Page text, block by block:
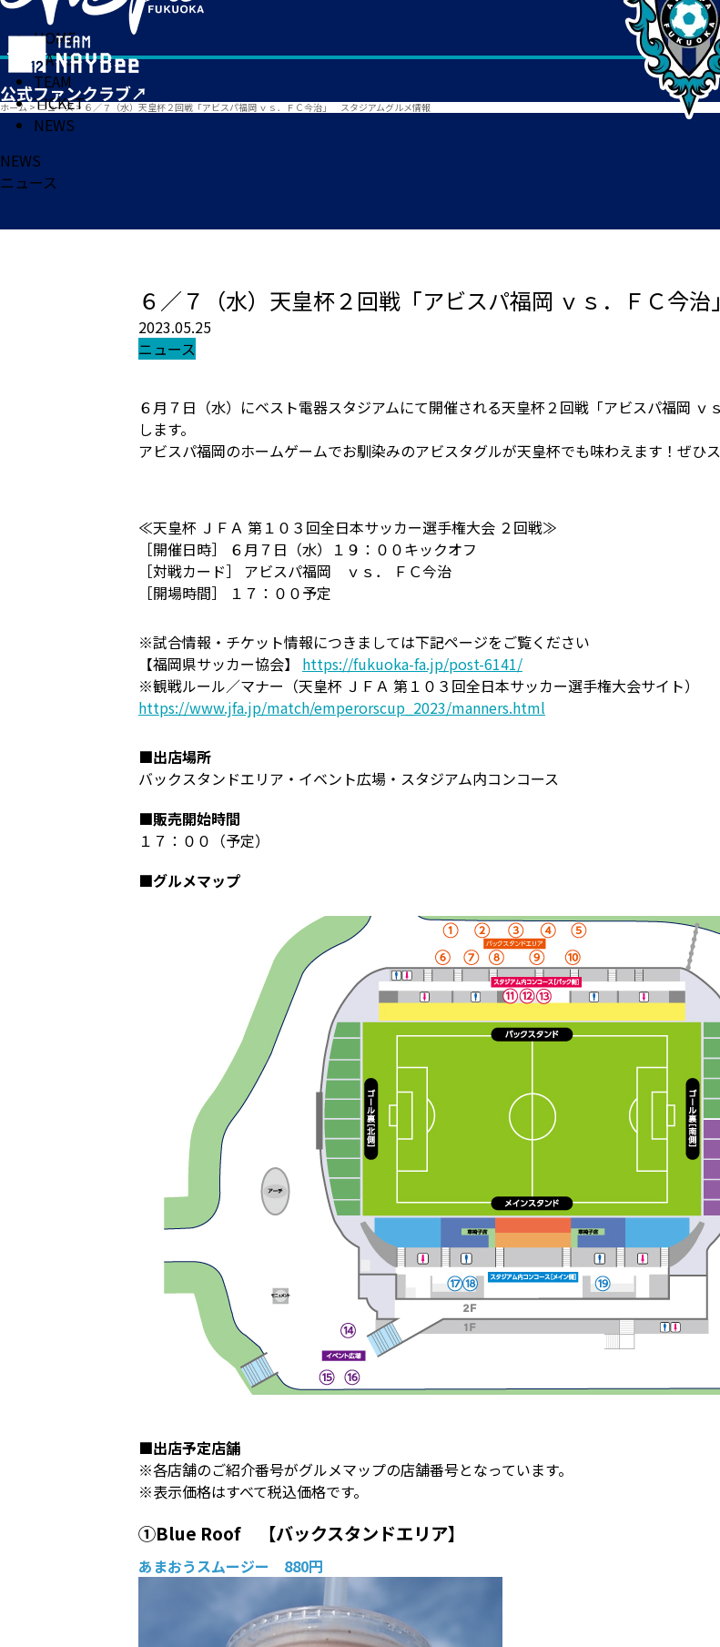
HOME
MATCH
TEAM
TICKET
NEWS
ホーム > ニュース> ６／７（水）天皇杯２回戦「アビスパ福岡 ｖｓ．ＦＣ今治」 スタジアムグルメ情報
NEWS
ニュース
６／７（水）天皇杯２回戦「アビスパ福岡 ｖｓ．ＦＣ今
2023.05.25
ニュース
６月７日（水）にベスト電器スタジアムにて開催される天皇杯２回戦「アビスパ福岡
します。
アビスパ福岡のホームゲームでお馴染みのアビスタグルが天皇杯でも味わえます！ぜひ
≪天皇杯 ＪＦＡ 第１０３回全日本サッカー選手権大会 ２回戦≫
［開催日時］ ６月７日（水）１９：００キックオフ
［対戦カード］ アビスパ福岡 ｖｓ． ＦＣ今治
［開場時間］ １７：００予定
※試合情報・チケット情報につきましては下記ページをご覧ください
【福岡県サッカー協会】 https://fukuoka-fa.jp/post-6141/
※観戦ルール／マナー（天皇杯 ＪＦＡ 第１０３回全日本サッカー選手権大会サイト）
https://www.jfa.jp/match/emperorscup_2023/manners.html
■出店場所
バックスタンドエリア・イベント広場・スタジアム内コンコース
■販売開始時間
１７：００（予定）
■グルメマップ
■出店予定店舗
※各店舗のご紹介番号がグルメマップの店舗番号となっています。
※表示価格はすべて税込価格です。
①Blue Roof 【バックスタンドエリア】
あまおうスムージー 880円